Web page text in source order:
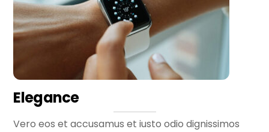
Elegance
Vero eos et accusamus et iusto odio dignissimos